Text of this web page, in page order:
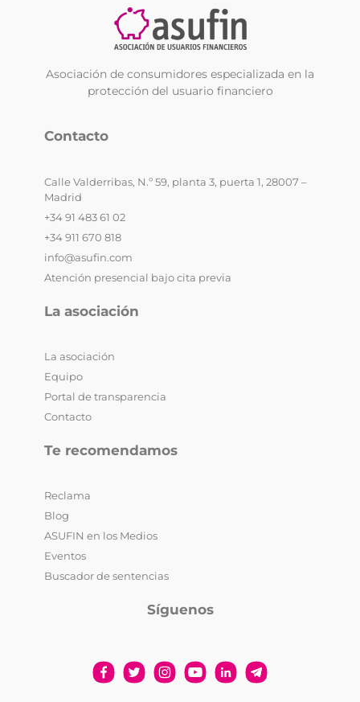
Asociación de consumidores especializada en la
protección del usuario financiero
Contacto
Calle Valderribas, N.º 59, planta 3, puerta 1, 28007 –
Madrid
+34 91 483 61 02
+34 911 670 818
info@asufin.com
Atención presencial bajo cita previa
La asociación
La asociación
Equipo
Portal de transparencia
Contacto
Te recomendamos
Reclama
Blog
ASUFIN en los Medios
Eventos
Buscador de sentencias
Síguenos